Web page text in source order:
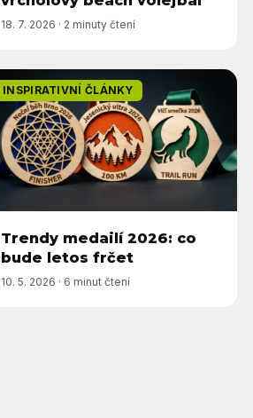
18. 7. 2026 · 2 minuty čtení
INSPIRATIVNÍ ČLÁNKY
Trendy medailí 2026: co
bude letos frčet
10. 5. 2026 · 6 minut čtení